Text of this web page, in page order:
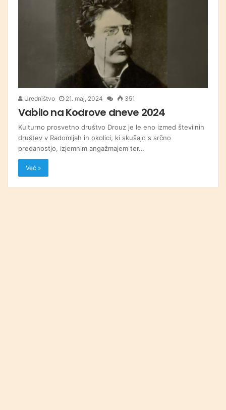
Uredništvo 21. maj, 2024 351
Vabilo na Kodrove dneve 2024
Kulturno prosvetno društvo Drouz je le eno izmed številnih
društev v Radomljah in okolici, ki skušajo s srčno
predanostjo, izjemnim angažmajem ter…
Več »